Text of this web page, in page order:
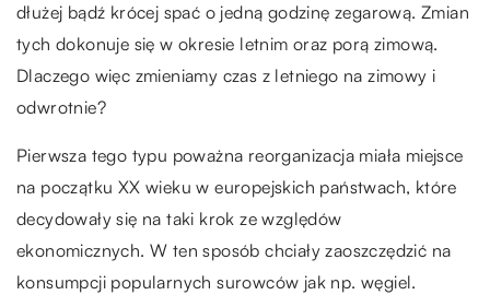
dłużej bądź krócej spać o jedną godzinę zegarową. Zmian
tych dokonuje się w okresie letnim oraz porą zimową.
Dlaczego więc zmieniamy czas z letniego na zimowy i
odwrotnie?
Pierwsza tego typu poważna reorganizacja miała miejsce
na początku XX wieku w europejskich państwach, które
decydowały się na taki krok ze względów
ekonomicznych. W ten sposób chciały zaoszczędzić na
konsumpcji popularnych surowców jak np. węgiel.